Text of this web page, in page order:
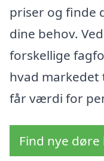
priser og finde
dine behov.
forskellige
hvad markedet
får værdi for
Find nye døre